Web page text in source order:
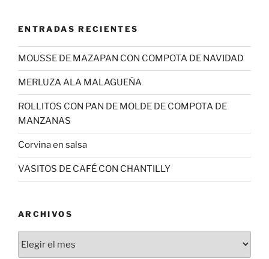
ENTRADAS RECIENTES
MOUSSE DE MAZAPAN CON COMPOTA DE NAVIDAD
MERLUZA ALA MALAGUEÑA
ROLLITOS CON PAN DE MOLDE DE COMPOTA DE
MANZANAS
Corvina en salsa
VASITOS DE CAFÉ CON CHANTILLY
ARCHIVOS